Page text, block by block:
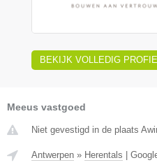
BEKIJK VOLLEDIG
Meeus vastgoed
Niet gevestigd in de plaats
Antwerpen » Herentals